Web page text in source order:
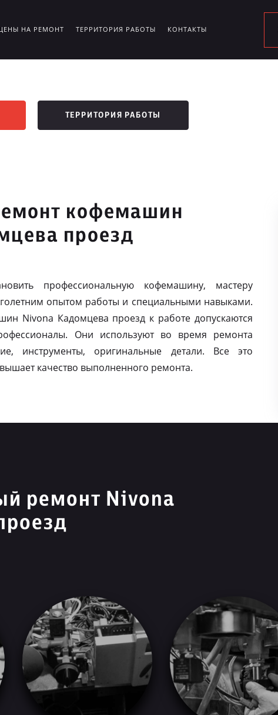
НА РЕМОНТ ТЕРРИТОРИЯ РАБОТЫ КОНТАКТЫ
ТЕРРИТОРИЯ РАБОТЫ
кофемашин
проезд
профессиональную кофемашину, мастеру
опытом работы и специальными навыками.
Nivona Кадомцева проезд к работе допускаются
Они используют во время ремонта
инструменты, оригинальные детали. Все это
качество выполненного ремонта.
ремонт Nivona